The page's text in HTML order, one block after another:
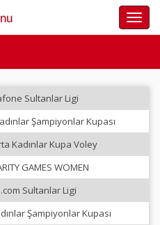
Sultanlar Ligi
Şampiyonlar Kupası
Kadınlar Kupa Voley
GAMES WOMEN
Sultanlar Ligi
Şampiyonlar Kupası